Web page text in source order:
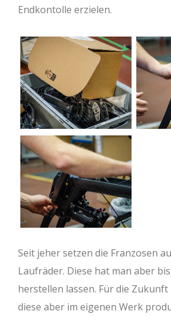
Endkontolle erzielen.
Seit jeher setzen die Franzosen
Laufräder. Diese hat man aber
herstellen lassen. Für die Zukunft
diese aber im eigenen Werk